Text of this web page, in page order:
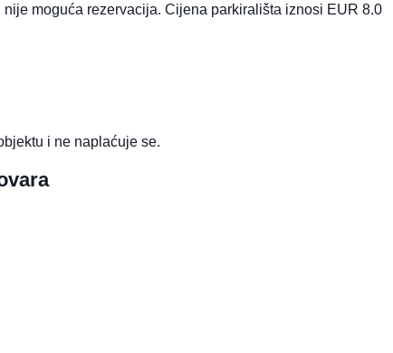
moguća rezervacija. Cijena parkirališta iznosi EUR 8.0
i ne naplaćuje se.